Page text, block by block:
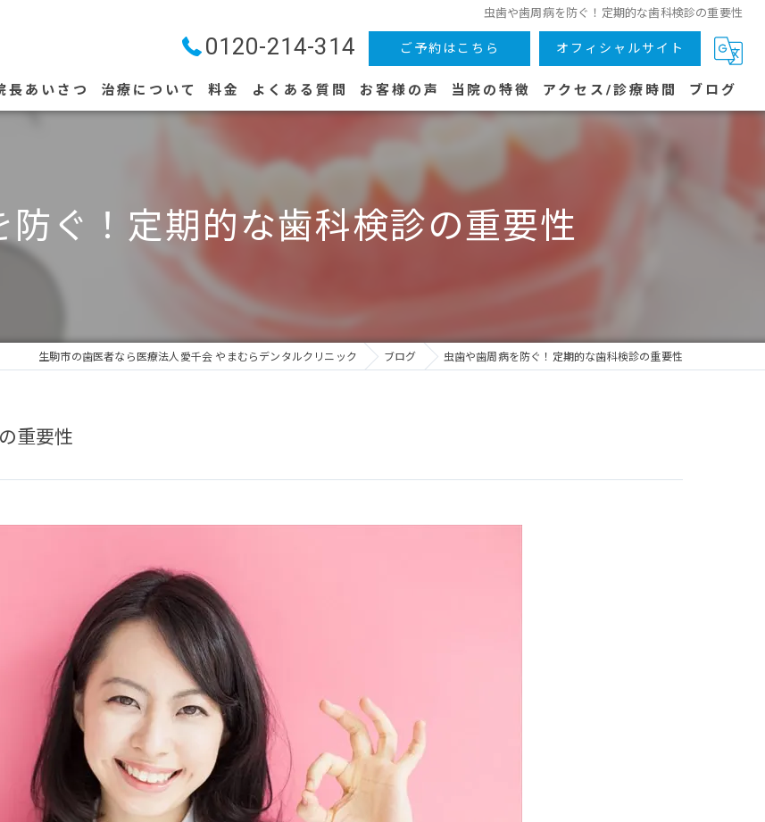
虫歯や歯周病を防ぐ！定期的な歯科検診の重要性
0120-214-314 ご予約はこちら オフィシャルサイト
長あいさつ 治療について 料金 よくある質問 お客様の声 当院の特徴
虫歯
子供
アクセス/診療時間 ブログ
防ぐ！定期的な歯科検診の重要性
生駒市の歯医者なら医療法人愛千会 やまむらデンタルクリニック ブログ 虫歯や歯周病を防ぐ！定期的な歯科検診の重要性
重要性